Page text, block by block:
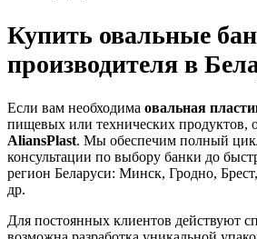
Купить овальные
производителя в
Если вам необходима овальная
пищевых или технических продуктов,
AliansPlast. Мы обеспечим полный
консультации по выбору банки до
регион Беларуси: Минск, Гродно,
др.
Для постоянных клиентов действуют